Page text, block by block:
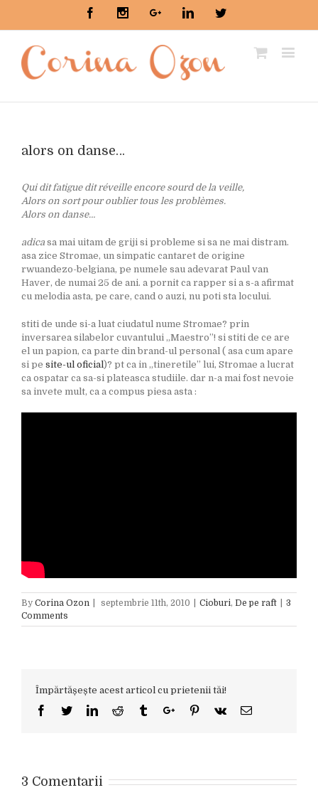
FacebookInstagramGoogle+LinkedinTwitter
alors on danse…
Qui dit fatigue dit réveille encore sourd de la veille,
Alors on sort pour oublier tous les problèmes.
Alors on danse…
adica sa mai uitam de griji si probleme si sa ne mai distram.
asa zice Stromae, un simpatic cantaret de origine
rwuandezo-belgiana, pe numele sau adevarat Paul van
Haver, de numai 25 de ani. a pornit ca rapper si a s-a afirmat
cu melodia asta, pe care, cand o auzi, nu poti sta locului.
stiti de unde si-a luat ciudatul nume Stromae? prin
inversarea silabelor cuvantului „Maestro”! si stiti de ce are
el un papion, ca parte din brand-ul personal ( asa cum apare
si pe site-ul oficial)? pt ca in „tineretile” lui, Stromae a lucrat
ca ospatar ca sa-si plateasca studiile. dar n-a mai fost nevoie
sa invete mult, ca a compus piesa asta :
By Corina Ozon septembrie 11th, 2010 Cioburi, De pe raft
3
Comments
Împărtășește acest articol cu prietenii tăi!
Facebook
TwitterLinkedinReddit TumblrGoogle+Pinterest
Vk Email
3 Comentarii